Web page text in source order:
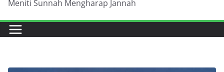
Meniti Sunnah Mengharap Jannah